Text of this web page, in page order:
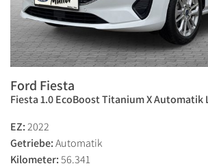
Ford Fiesta
Fiesta 1.0 EcoBoost Titanium X Automatik
EZ:2022
Getriebe:Automatik
Kilometer:56.341